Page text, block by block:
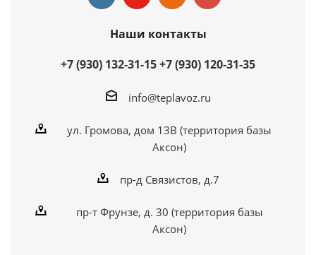
Наши контакты
+7 (930) 132-31-15+7 (930) 120-31-35
info@teplavoz.ru
ул. Громова, дом 13В (территория базы
Аксон)
пр-д Связистов, д.7
пр-т Фрунзе, д. 30 (территория базы
Аксон)